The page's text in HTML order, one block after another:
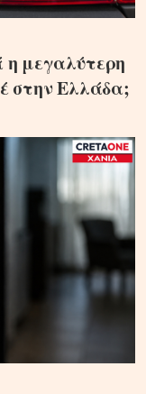
η μεγαλύτερη
στην Ελλάδα;